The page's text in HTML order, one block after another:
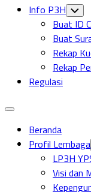
Info P3H Toggle
Child
Menu
Buat ID
Buat
Rekap
Rekap
Regulasi
Expand
Beranda
Profil Lembaga
LP3H
Visi dan